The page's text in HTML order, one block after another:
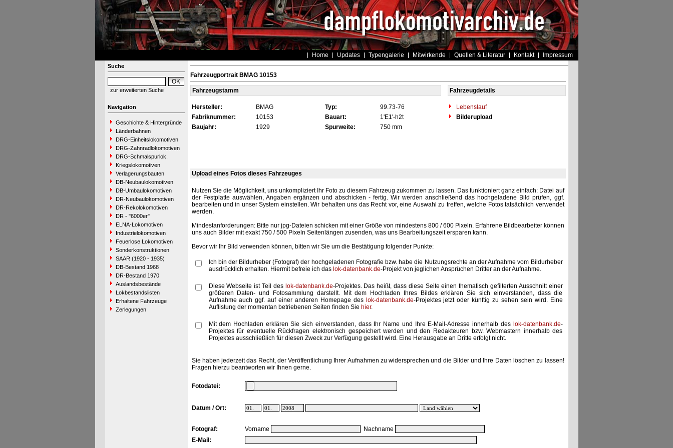
Home Updates Typengalerie Mitwirkende Quellen & Literatur Kontakt Impressum
Suche
zur erweiterten Suche
Navigation
Geschichte & Hintergründe
Länderbahnen
DRG-Einheitslokomotiven
DRG-Zahnradlokomotiven
DRG-Schmalspurlok.
Kriegslokomotiven
Verlagerungsbauten
DB-Neubaulokomotiven
DB-Umbaulokomotiven
DR-Neubaulokomotiven
DR-Rekolokomotiven
DR - "6000er"
ELNA-Lokomotiven
Industrielokomotiven
Feuerlose Lokomotiven
Sonderkonstruktionen
SAAR (1920 - 1935)
DB-Bestand 1968
DR-Bestand 1970
Auslandsbestände
Lokbestandslisten
Erhaltene Fahrzeuge
Zerlegungen
Fahrzeugportrait BMAG 10153
Fahrzeugstamm Fahrzeugdetails
Hersteller: BMAG Typ: 99.73-76
Lebenslauf
Fabriknummer:
10153 Bauart: 1'E1'-h2t
Bilderupload
Baujahr:
1929 Spurweite: 750 mm
Upload eines Fotos dieses Fahrzeuges
Nutzen Sie die Möglichkeit, uns unkompliziert Ihr Foto zu diesem Fahrzeug zukommen zu lassen. Das funktioniert ganz einfach: Datei auf
der Festplatte auswählen, Angaben ergänzen und abschicken - fertig. Wir werden anschließend das hochgeladene Bild prüfen, ggf.
bearbeiten und in unser System einstellen. Wir behalten uns das Recht vor, eine Auswahl zu treffen, welche Fotos tatsächlich verwendet
werden.
Mindestanforderungen: Bitte nur jpg-Dateien schicken mit einer Größe von mindestens 800 / 600 Pixeln. Erfahrene Bildbearbeiter können
uns auch Bilder mit exakt 750 / 500 Pixeln Seitenlängen zusenden, was uns Bearbeitungszeit ersparen kann.
Bevor wir Ihr Bild verwenden können, bitten wir Sie um die Bestätigung folgender Punkte:
Ich bin der Bildurheber (Fotograf) der hochgeladenen Fotografie bzw. habe die Nutzungsrechte an der Aufnahme vom Bildurheber
ausdrücklich erhalten. Hiermit befreie ich das lok-datenbank.de-Projekt von jeglichen Ansprüchen Dritter an der Aufnahme.
Diese Webseite ist Teil des lok-datenbank.de-Projektes. Das heißt, dass diese Seite einen thematisch gefilterten Ausschnitt einer
größeren Daten- und Fotosammlung darstellt. Mit dem Hochladen Ihres Bildes erklären Sie sich einverstanden, dass die
Aufnahme auch ggf. auf einer anderen Homepage des lok-datenbank.de-Projektes jetzt oder künftig zu sehen sein wird. Eine
Auflistung der momentan betriebenen Seiten finden Sie hier.
Mit dem Hochladen erklären Sie sich einverstanden, dass Ihr Name und Ihre E-Mail-Adresse innerhalb des lok-datenbank.de-
Projektes für eventuelle Rückfragen elektronisch gespeichert werden und den Redakteuren bzw. Webmastern innerhalb des
Projektes ausschließlich für diesen Zweck zur Verfügung gestellt wird. Eine Herausgabe an Dritte erfolgt nicht.
Sie haben jederzeit das Recht, der Veröffentlichung Ihrer Aufnahmen zu widersprechen und die Bilder und Ihre Daten löschen zu lassen!
Fragen hierzu beantworten wir Ihnen gerne.
Fotodatei:
Datum / Ort:
Fotograf: Vorname
Nachname
E-Mail: